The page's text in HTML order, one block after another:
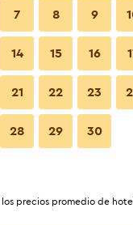
Pasillo
Fotos
7 8 9
14 15 16
21 22 23
28 29 30
los precios promedio de